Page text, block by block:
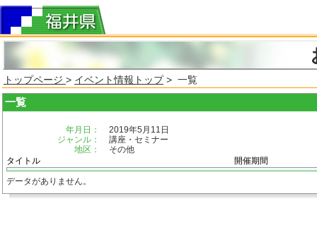
トップページ > イベント情報トップ> 一覧
一覧
年月日：
2019年5月11日
ジャンル：
講座・セミナー
地区：
その他
タイトル
開催期間
データがありません。